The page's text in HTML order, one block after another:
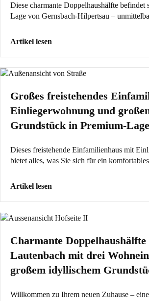
Diese charmante Doppelhaushälfte befindet
Lage von Gernsbach-Hilpertsau –
Artikel lesen
Großes freistehendes
Einliegerwohnung und
Grundstück in Premium-Lage
Dieses freistehende Einfamilienhaus mit
bietet alles, was Sie sich für ein
Artikel lesen
Charmante
Lautenbach mit drei
großem idyllischem
Willkommen zu Ihrem neuen Zuhause –